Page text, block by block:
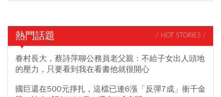
熱門話題 / HOT STORIES /
眷村長大，蔡詩萍聊公務員老父親：不給子女出人頭地
的壓力，只要看到我在看書他就很開心
國巨還在500元掙扎，這檔已連6漲「反彈7成」衝千金